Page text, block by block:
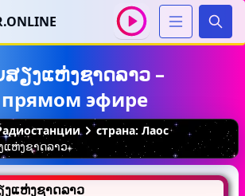
ຽງແຫ່ງຊາດລາວ –
эфире
страна: Лаос
ຫ່ງຊາດລາວ
ແຫ່ງຊາດລາວ